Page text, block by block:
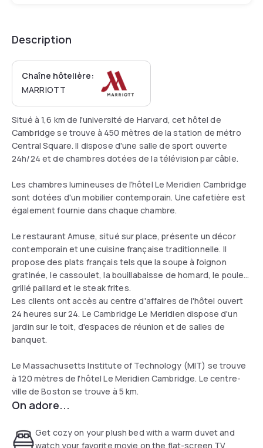
Description
Chaîne hôtelière:
MARRIOTT
Situé à 1,6 km de l'université de Harvard, cet hôtel de
Cambridge se trouve à 450 mètres de la station de métro
Central Square. Il dispose d'une salle de sport ouverte
24h/24 et de chambres dotées de la télévision par câble.
Les chambres lumineuses de l'hôtel Le Meridien Cambridge
sont dotées d'un mobilier contemporain. Une cafetière est
également fournie dans chaque chambre.
Le restaurant Amuse, situé sur place, présente un décor
contemporain et une cuisine française traditionnelle. Il
propose des plats français tels que la soupe à l'oignon
gratinée, le cassoulet, la bouillabaisse de homard, le poulet
grillé paillard et le steak frites.
Les clients ont accès au centre d'affaires de l'hôtel ouvert
24 heures sur 24. Le Cambridge Le Meridien dispose d'un
jardin sur le toit, d'espaces de réunion et de salles de
banquet.
Le Massachusetts Institute of Technology (MIT) se trouve
à 120 mètres de l'hôtel Le Meridien Cambridge. Le centre-
ville de Boston se trouve à 5 km.
On adore...
Get cozy on your plush bed with a warm duvet and
watch your favorite movie on the flat-screen TV